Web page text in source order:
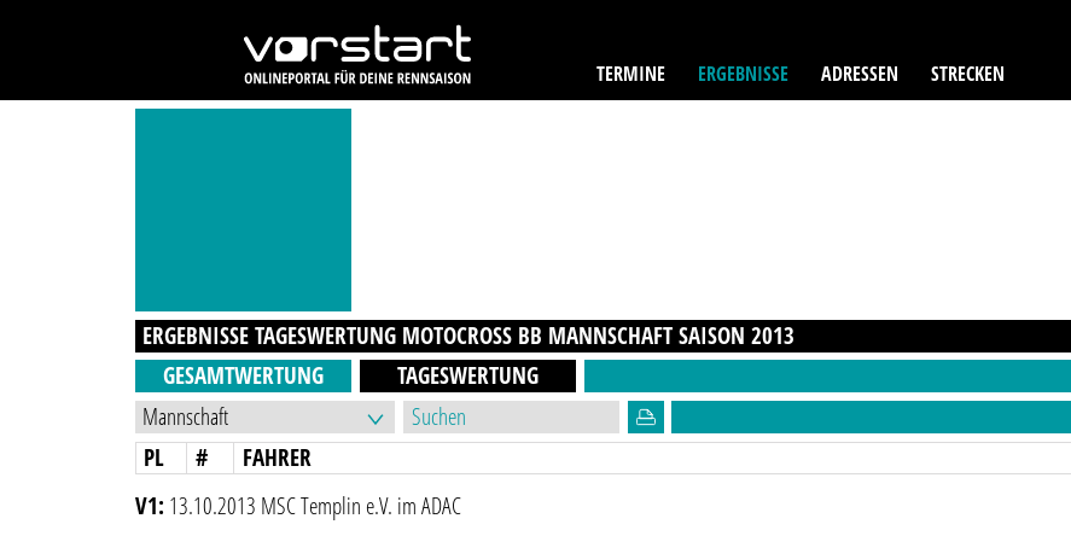
TERMINE ERGEBNISSE ADRESSEN STRECKEN
ERGEBNISSE TAGESWERTUNG MOTOCROSS BB MANNSCHAFTSAISON2013
GESAMTWERTUNG
TAGESWERTUNG
PL # FAHRER
V1: 13.10.2013 MSC Templin e.V. im ADAC